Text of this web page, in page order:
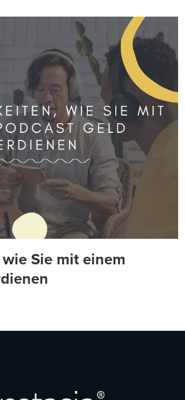
Sie mit einem